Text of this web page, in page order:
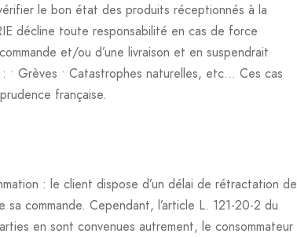
le bon état des produits réceptionnés à la
décline toute responsabilité en cas de force
et/ou d’une livraison et en suspendrait
• Grèves • Catastrophes naturelles, etc… Ces cas
française.
: le client dispose d’un délai de rétractation de
commande. Cependant, l’article L. 121-20-2 du
en sont convenues autrement, le consommateur